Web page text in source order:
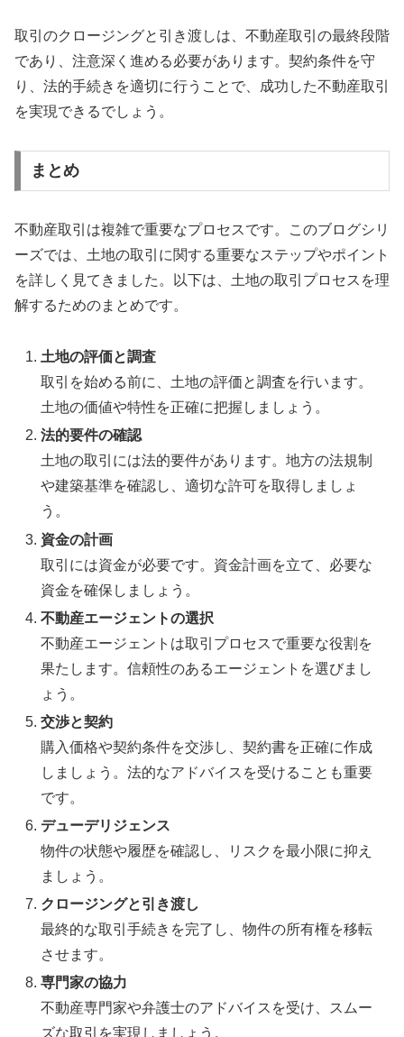
取引のクロージングと引き渡しは、不動産取引の最終段階
であり、注意深く進める必要があります。契約条件を守
り、法的手続きを適切に行うことで、成功した不動産取引
を実現できるでしょう。
まとめ
不動産取引は複雑で重要なプロセスです。このブログシリ
ーズでは、土地の取引に関する重要なステップやポイント
を詳しく見てきました。以下は、土地の取引プロセスを理
解するためのまとめです。
土地の評価と調査
取引を始める前に、土地の評価と調査を行います。
土地の価値や特性を正確に把握しましょう。
法的要件の確認
土地の取引には法的要件があります。地方の法規制
や建築基準を確認し、適切な許可を取得しましょ
う。
資金の計画
取引には資金が必要です。資金計画を立て、必要な
資金を確保しましょう。
不動産エージェントの選択
不動産エージェントは取引プロセスで重要な役割を
果たします。信頼性のあるエージェントを選びまし
ょう。
交渉と契約
購入価格や契約条件を交渉し、契約書を正確に作成
しましょう。法的なアドバイスを受けることも重要
です。
デューデリジェンス
物件の状態や履歴を確認し、リスクを最小限に抑え
ましょう。
クロージングと引き渡し
最終的な取引手続きを完了し、物件の所有権を移転
させます。
専門家の協力
不動産専門家や弁護士のアドバイスを受け、スムー
ズな取引を実現しましょう。